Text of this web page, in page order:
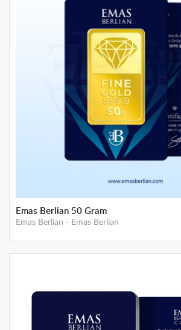
Emas Berlian 50 Gram
Emas Berlian - Emas Berlian